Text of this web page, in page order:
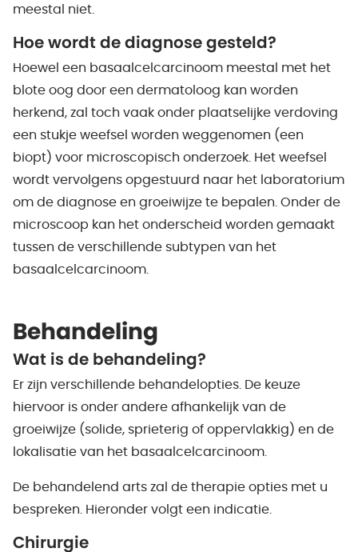
meestal niet.
Hoe wordt de diagnose gesteld?
Hoewel een basaalcelcarcinoom meestal met het
blote oog door een dermatoloog kan worden
herkend, zal toch vaak onder plaatselijke verdoving
een stukje weefsel worden weggenomen (een
biopt) voor microscopisch onderzoek. Het weefsel
wordt vervolgens opgestuurd naar het laboratorium
om de diagnose en groeiwijze te bepalen. Onder de
microscoop kan het onderscheid worden gemaakt
tussen de verschillende subtypen van het
basaalcelcarcinoom.
Behandeling
Wat is de behandeling?
Er zijn verschillende behandelopties. De keuze
hiervoor is onder andere afhankelijk van de
groeiwijze (solide, sprieterig of oppervlakkig) en de
lokalisatie van het basaalcelcarcinoom.
De behandelend arts zal de therapie opties met u
bespreken. Hieronder volgt een indicatie.
Chirurgie